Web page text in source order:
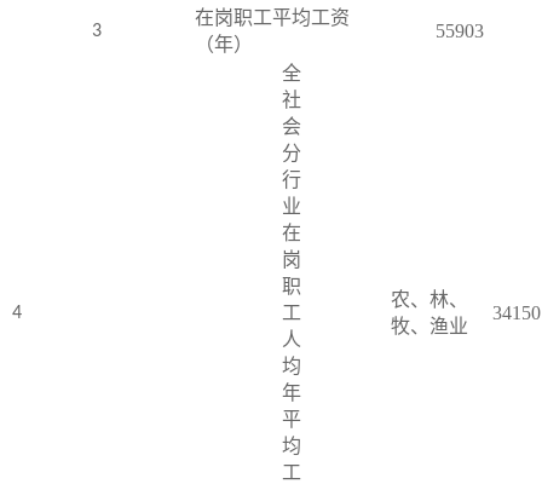
3
在岗职工平均工资
（年）
55903
4
全
社
会
分
行
业
在
岗
职
工
人
均
年
平
均
工
农、林、
牧、渔业
34150